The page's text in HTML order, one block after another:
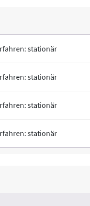
stationär
stationär
stationär
stationär